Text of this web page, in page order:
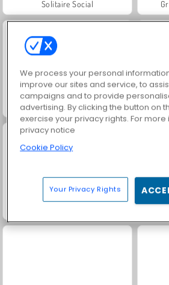
Solitaire Social
Family Relics
We process your personal
improve our sites and service, to
campaigns and to provide
advertising. By clicking the button on
exercise your privacy rights. For
privacy notice
Cookie Policy
Your Privacy Rights